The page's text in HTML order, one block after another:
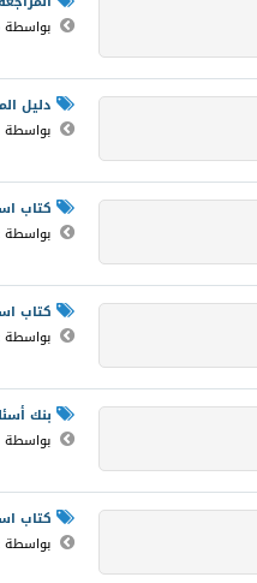
بواسطة
دليل
بواسطة
كتاب
بواسطة
كتاب
بواسطة
بنك
بواسطة
كتاب
بواسطة